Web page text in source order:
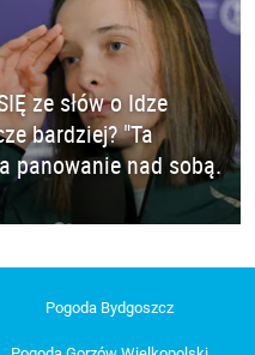
ze słów o Idze
bardziej? "Ta
panowanie nad sobą.
Pogoda Bydgoszcz